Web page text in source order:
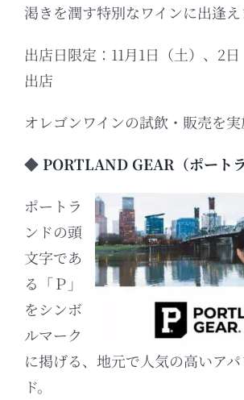
渇きを潤す特別なワインに出逢え
出店日限定：11月1日（土）、2
出店
オレゴンワインの試飲・販売を実
◆ PORTLAND GEAR（ポート
ポートラ
ンドの頭
文字であ
る「Ｐ」
をシンボ
ルマーク
に掲げる、地元で人気の高いア
ド。